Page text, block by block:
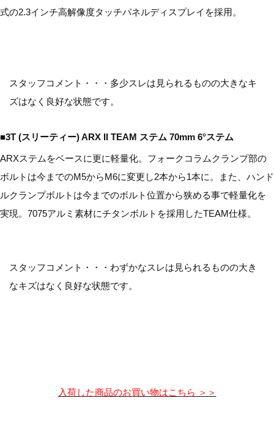
式の2.3インチ高解像度タッチパネルディスプレイを採用。
スタッフコメント・・・多少スレは見られるものの大きなキ
ズはなく良好な状態です。
■3T (スリーティー) ARX II TEAM ステム 70mm 6°ステム
ARXステムをベースに更に軽量化。フォークコラムクランプ部の
ボルトは今までのM5からM6に変更し2本から1本に。また、ハンド
ルクランプボルトは今までのボルト位置から狭める事で軽量化を
実現。7075アルミ素材にチタンボルトを採用したTEAM仕様。
スタッフコメント・・・わずかなスレは見られるものの大き
なキズはなく良好な状態です。
入荷した商品のお買い物はこちら ＞＞